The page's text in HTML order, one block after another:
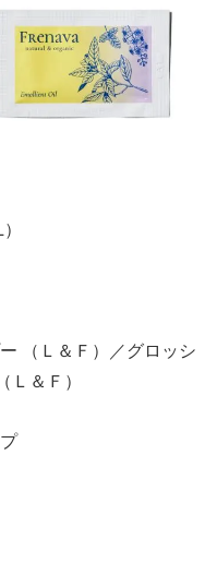
（Ｌ＆Ｆ）／グロッシ
Ｌ＆Ｆ）